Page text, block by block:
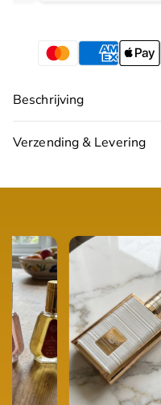
Beschrijving
Topnoten:
zwarte
Hartnoten:
roos, orris
Basisnoten:amber,
Type:
Eau de Parfum
Inhoud: 100 ml
Geschikt voor:
Verzending & Levering